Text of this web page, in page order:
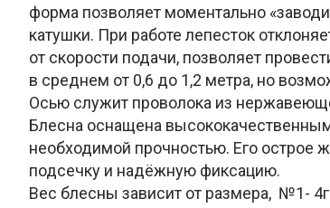
форма позволяет моментально
катушки. При работе лепесток
от скорости подачи, позволяет
в среднем от 0,6 до 1,2 метра, но
Осью служит проволока из
Блесна оснащена
необходимой прочностью. Его острое
подсечку и надёжную фиксацию.
Вес блесны зависит от размера, №1-